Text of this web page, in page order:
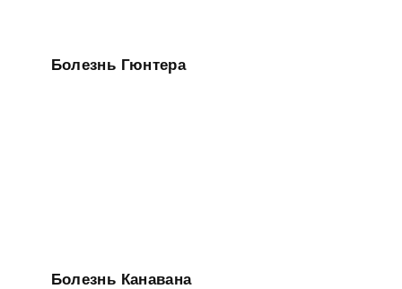
Болезнь Гюнтера
Болезнь Канавана